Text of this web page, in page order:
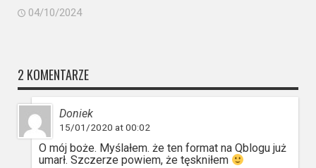
04/10/2024
2 KOMENTARZE
Doniek
15/01/2020 at 00:02
O mój boże. Myślałem. że ten format na Qblogu już
umarł. Szczerze powiem, że tęskniłem